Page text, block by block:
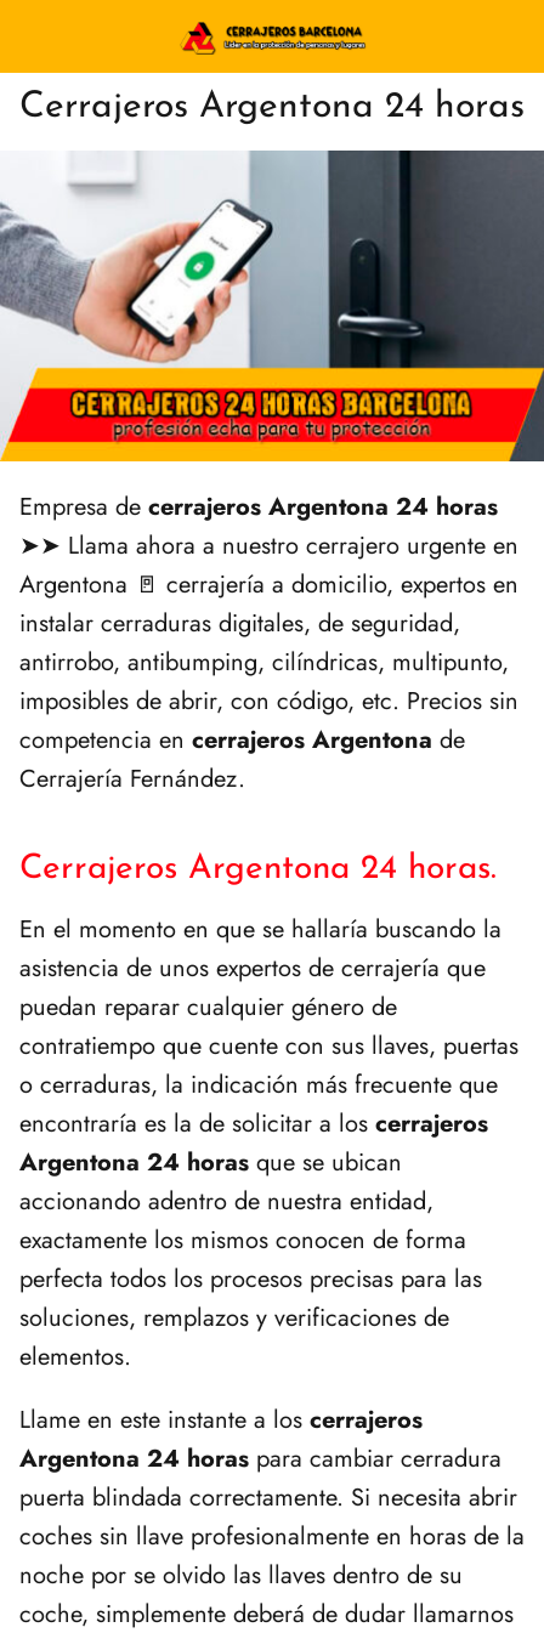
Cerrajeros Argentona 24 horas
Empresa de cerrajeros Argentona 24 horas
➤➤ Llama ahora a nuestro cerrajero urgente en
Argentona 🚪 cerrajería a domicilio, expertos en
instalar cerraduras digitales, de seguridad,
antirrobo, antibumping, cilíndricas, multipunto,
imposibles de abrir, con código, etc. Precios sin
competencia en cerrajeros Argentona de
Cerrajería Fernández.
Cerrajeros Argentona 24 horas.
En el momento en que se hallaría buscando la
asistencia de unos expertos de cerrajería que
puedan reparar cualquier género de
contratiempo que cuente con sus llaves, puertas
o cerraduras, la indicación más frecuente que
encontraría es la de solicitar a los cerrajeros
Argentona 24 horas que se ubican
accionando adentro de nuestra entidad,
exactamente los mismos conocen de forma
perfecta todos los procesos precisas para las
soluciones, remplazos y verificaciones de
elementos.
Llame en este instante a los cerrajeros
Argentona 24 horas para cambiar cerradura
puerta blindada correctamente. Si necesita abrir
coches sin llave profesionalmente en horas de la
noche por se olvido las llaves dentro de su
coche, simplemente deberá de dudar llamarnos